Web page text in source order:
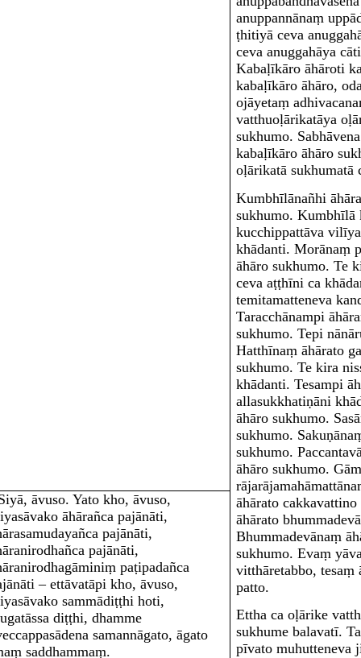
anuppannānaṃ
ṭhitiyā ceva
ceva anuggahāya
Kabaḷīkāro āhāroti
kabaḷīkāro āhāro,
ojāyetaṃ
vatthuoḷārikatāya
sukhumo.
kabaḷīkāro āhāro
oḷārikatā sukhumatā
Kumbhīlānañhi
sukhumo. Kumbhīlā
kucchippattāva
khādanti. Morānaṃ
āhāro sukhumo. Te
ceva aṭṭhīni ca
temitamatteneva
Taracchānampi
sukhumo. Tepi
Hatthīnaṃ āhārato
sukhumo. Te kira
khādanti. Tesampi
allasukkhatiṇāni
āhāro sukhumo.
sukhumo.
sukhumo.
āhāro sukhumo.
āhārato
āhārato
Bhummadevānaṃ
sukhumo. Evaṃ
vitthāretabbo, tesaṃ
patto.
Ettha ca oḷārike
sukhume balavatī.
pīvato muhutteneva
āvuso. Yato kho, āvuso,
āhārañca pajānāti,
pajānāti,
pajānāti,
paṭipadañca
– ettāvatāpi kho, āvuso,
sammādiṭṭhi hoti,
diṭṭhi, dhamme
samannāgato, āgato
saddhammaṃ.